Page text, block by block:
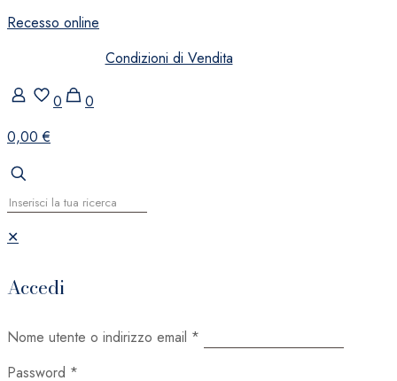
Recesso online
Condizioni di Vendita
0
0
0,00 €
✕
Accedi
Nome utente o indirizzo email *
Password *